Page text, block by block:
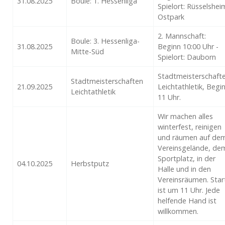
Spielort:
Ostpark
31.08.2025
Boule: 3. Hessenliga-
Mitte-Süd
2. Mannschaft:
Beginn 10:00 Uhr -
Spielort: Dauborn
21.09.2025
Stadtmeisterschaften
Leichtathletik
Leichtathletik,
11 Uhr.
04.10.2025 Herbstputz
Wir machen alles
winterfest, reinigen
und räumen auf
Vereinsgelände,
Sportplatz, in der
Halle und in den
Vereinsräumen.
ist um 11 Uhr. Jede
helfende Hand ist
willkommen.